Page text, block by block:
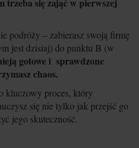
podróży – zabierasz swoją firmę
jest dzisiaj) do punktu B (w
gotowe i sprawdzone
chaos.
kluczowy proces, który
się nie tylko jak przejść go
jego skuteczność.